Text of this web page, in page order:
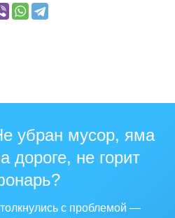
убран мусор, яма
дороге, не горит
с проблемой —